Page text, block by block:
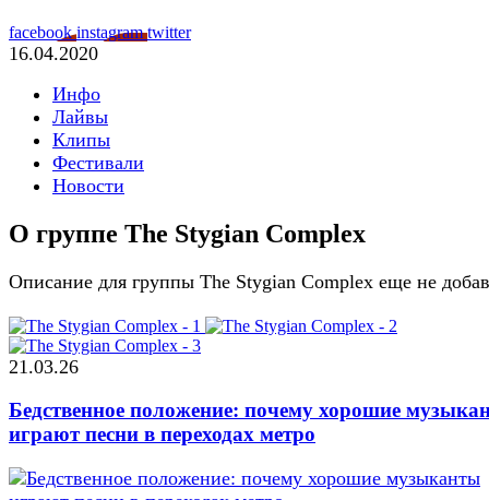
facebookinstagramtwitter
16.04.2020
Инфо
Лайвы
Клипы
Фестивали
Новости
О группе The Stygian Complex
Описание для группы The Stygian Complex еще не
21.03.26
Бедственное положение: почему хорошие
играют песни в переходах метро